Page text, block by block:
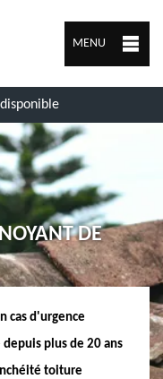
MENU
DE
cas d'urgence
plus de 20 ans
toiture